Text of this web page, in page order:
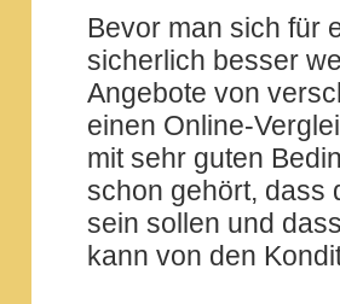
Bevor man sich für
sicherlich besser
Angebote von
einen Online-
mit sehr guten
schon gehört, dass
sein sollen und
kann von den